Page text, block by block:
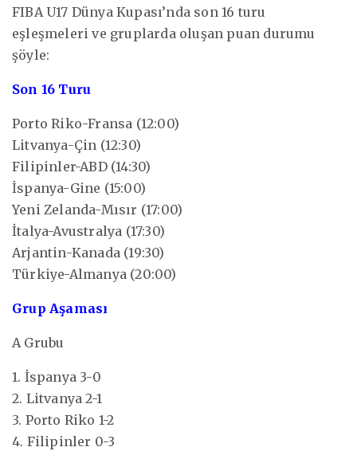
FIBA U17 Dünya Kupası’nda son 16 turu
eşleşmeleri ve gruplarda oluşan puan durumu
şöyle:
Son 16 Turu
Porto Riko-Fransa (12:00)
Litvanya-Çin (12:30)
Filipinler-ABD (14:30)
İspanya-Gine (15:00)
Yeni Zelanda-Mısır (17:00)
İtalya-Avustralya (17:30)
Arjantin-Kanada (19:30)
Türkiye-Almanya (20:00)
Grup Aşaması
A Grubu
1. İspanya 3-0
2. Litvanya 2-1
3. Porto Riko 1-2
4. Filipinler 0-3